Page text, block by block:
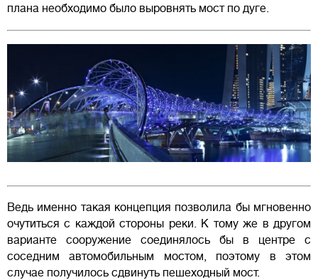
плана необходимо было выровнять мост по дуге.
Ведь именно такая концепция позволила бы мгновенно
очутиться с каждой стороны реки. К тому же в другом
варианте сооружение соединялось бы в центре с
соседним автомобильным мостом, поэтому в этом
случае получилось сдвинуть пешеходный мост.